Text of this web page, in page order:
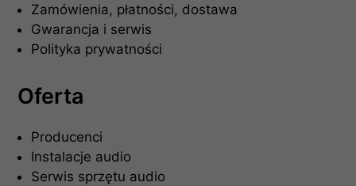
Zamówienia, płatności, dostawa
Gwarancja i serwis
Polityka prywatności
Oferta
Producenci
Instalacje audio
Serwis sprzętu audio